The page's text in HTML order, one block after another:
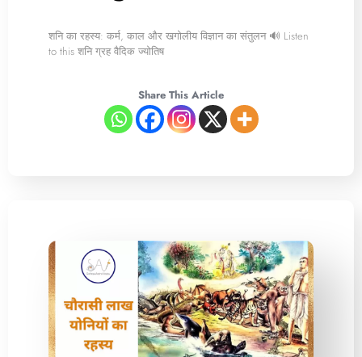
शनि का रहस्य: कर्म, काल और खगोलीय विज्ञान का संतुलन 🔊 Listen
to this शनि ग्रह वैदिक ज्योतिष
Share This Article